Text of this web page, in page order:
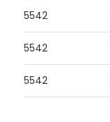
5542
5542
5542